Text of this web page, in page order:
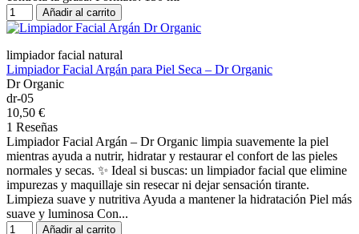
Añadir al carrito
limpiador facial natural
Limpiador Facial Argán para Piel Seca – Dr Organic
Dr Organic
dr-05
10,50 €
1 Reseñas
Limpiador Facial Argán – Dr Organic limpia suavemente la piel
mientras ayuda a nutrir, hidratar y restaurar el confort de las pieles
normales y secas. ✨ Ideal si buscas: un limpiador facial que elimine
impurezas y maquillaje sin resecar ni dejar sensación tirante.
Limpieza suave y nutritiva Ayuda a mantener la hidratación Piel más
suave y luminosa Con...
Añadir al carrito